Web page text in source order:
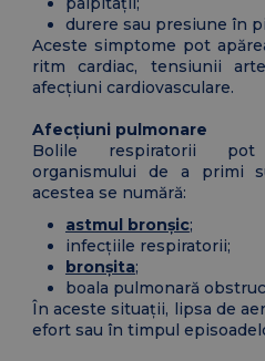
durere sau presiune în
Aceste simptome pot
ritm cardiac, tensiunii
afecțiuni cardiovasculare.
Afecțiuni pulmonare
Bolile respiratorii pot
organismului de a primi
acestea se numără:
astmul bronșic;
infecțiile respiratorii;
bronșita;
boala pulmonară
În aceste situații, lipsa de
efort sau în timpul